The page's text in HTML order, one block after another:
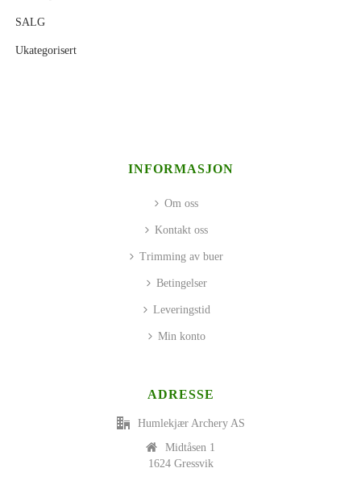
SALG
Ukategorisert
INFORMASJON
Om oss
Kontakt oss
Trimming av buer
Betingelser
Leveringstid
Min konto
ADRESSE
Humlekjær Archery AS
Midtåsen 1
1624 Gressvik